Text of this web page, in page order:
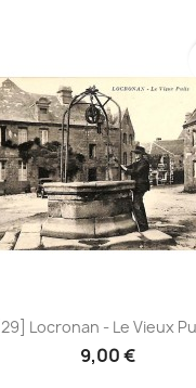
Aperçu rapide
[29] Locronan - Le Vieux
9,00 €